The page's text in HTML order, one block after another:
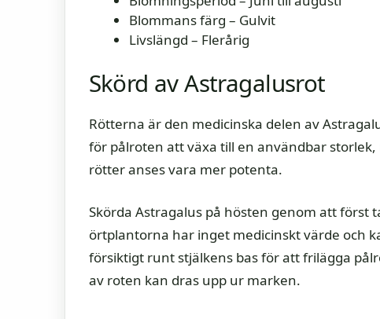
Blommans färg – Gulvit
Livslängd – Flerårig
Skörd av Astragalusrot
Rötterna är den medicinska delen av
för pålroten att växa till en användbar
rötter anses vara mer potenta.
Skörda Astragalus på hösten genom att först
örtplantorna har inget medicinskt värde och
försiktigt runt stjälkens bas för att frilägga
av roten kan dras upp ur marken.